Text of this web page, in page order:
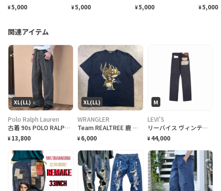
¥5,000 ¥5,000 ¥5,000 ¥5,000
関連アイテム
XL(LL)
Polo Ralph Lauren
古着 90s POLO RALPH LAUREN 先染め ブラックデニム デニム
¥ 13,800
XL(LL)
WRANGLER
Team REALTREE 鹿 シカ アニマルプリントTシャツ メンズXL 古着 月 ムーン リアルツリー 黒色
¥ 6,000
M
LEVI'S
リーバイス ヴィンテージ クロージング 1947 501® ジーンズ オーガニック "リジッド"
¥ 44,000